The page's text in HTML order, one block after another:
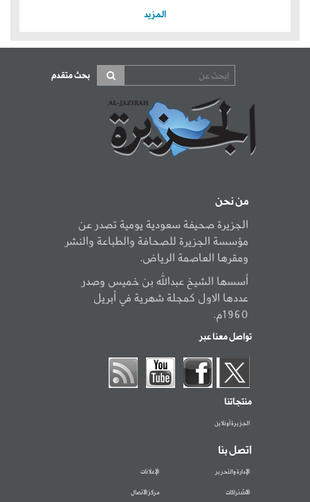
المزيد
بحث متقدم
من نحن
الجزيرة صحيفة سعودية يومية تصدر عن
مؤسسة الجزيرة للصحافة والطباعة والنشر
ومقرها العاصمة الرياض.
أسسها الشيخ عبدالله بن خميس وصدر
عددها الاول كمجلة شهرية في أبريل
1960م.
تواصل معنا عبر
منتجاتنا
الجزيرة أونلاين
اتصل بنا
الإدارة والتحرير الإعلانات
الاشتراكات مركز الاتصال